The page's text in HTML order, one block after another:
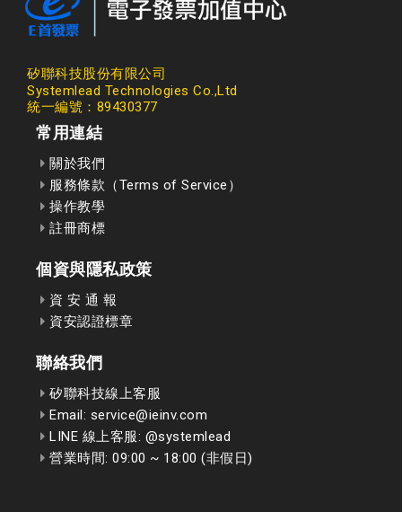
矽聯科技股份有限公司
Systemlead Technologies Co.,Ltd
統一編號：89430377
常用連結
關於我們
服務條款（Terms of Service）
操作教學
註冊商標
個資與隱私政策
資 安 通 報
資安認證標章
聯絡我們
矽聯科技線上客服
Email: service@ieinv.com
LINE 線上客服: @systemlead
營業時間: 09:00 ~ 18:00 (非假日)